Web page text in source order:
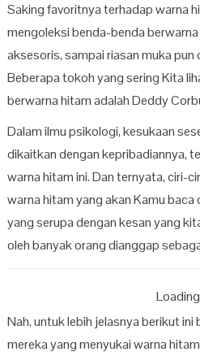
Saking favoritnya terhadap warna
mengoleksi benda-benda
aksesoris, sampai riasan muka pun
Beberapa tokoh yang sering Kita
berwarna hitam adalah Deddy
Dalam ilmu psikologi, kesukaan
dikaitkan dengan kepribadiannya,
warna hitam ini. Dan ternyata, ciri-
warna hitam yang akan Kamu baca
yang serupa dengan kesan yang
oleh banyak orang dianggap
Nah, untuk lebih jelasnya berikut
mereka yang menyukai warna